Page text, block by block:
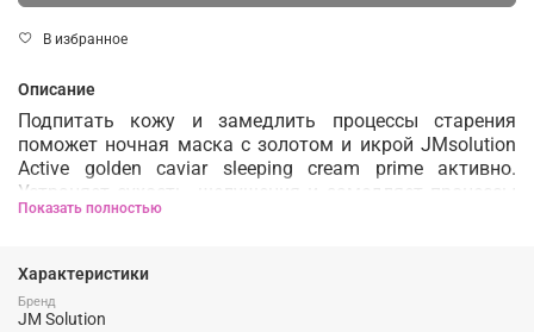
В избранное
Описание
Подпитать кожу и замедлить процессы старения
поможет ночная маска с золотом и икрой JMsolution
Active golden caviar sleeping cream prime активно.
Устраняет сухость, шелушения и замедляет процессы
старения.
Отлично повышает упругость и эластичность кожи,
укрепляет тургор и помогает в борьбе со старением
кожи.
Показать полностью
Характеристики
Бренд
JM Solution